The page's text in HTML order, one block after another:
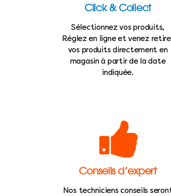
Click & Collect
Sélectionnez vos produits,
Réglez en ligne et venez
vos produits directement en
magasin à partir de la date
indiquée.
Conseils d’expert
Nos techniciens conseils